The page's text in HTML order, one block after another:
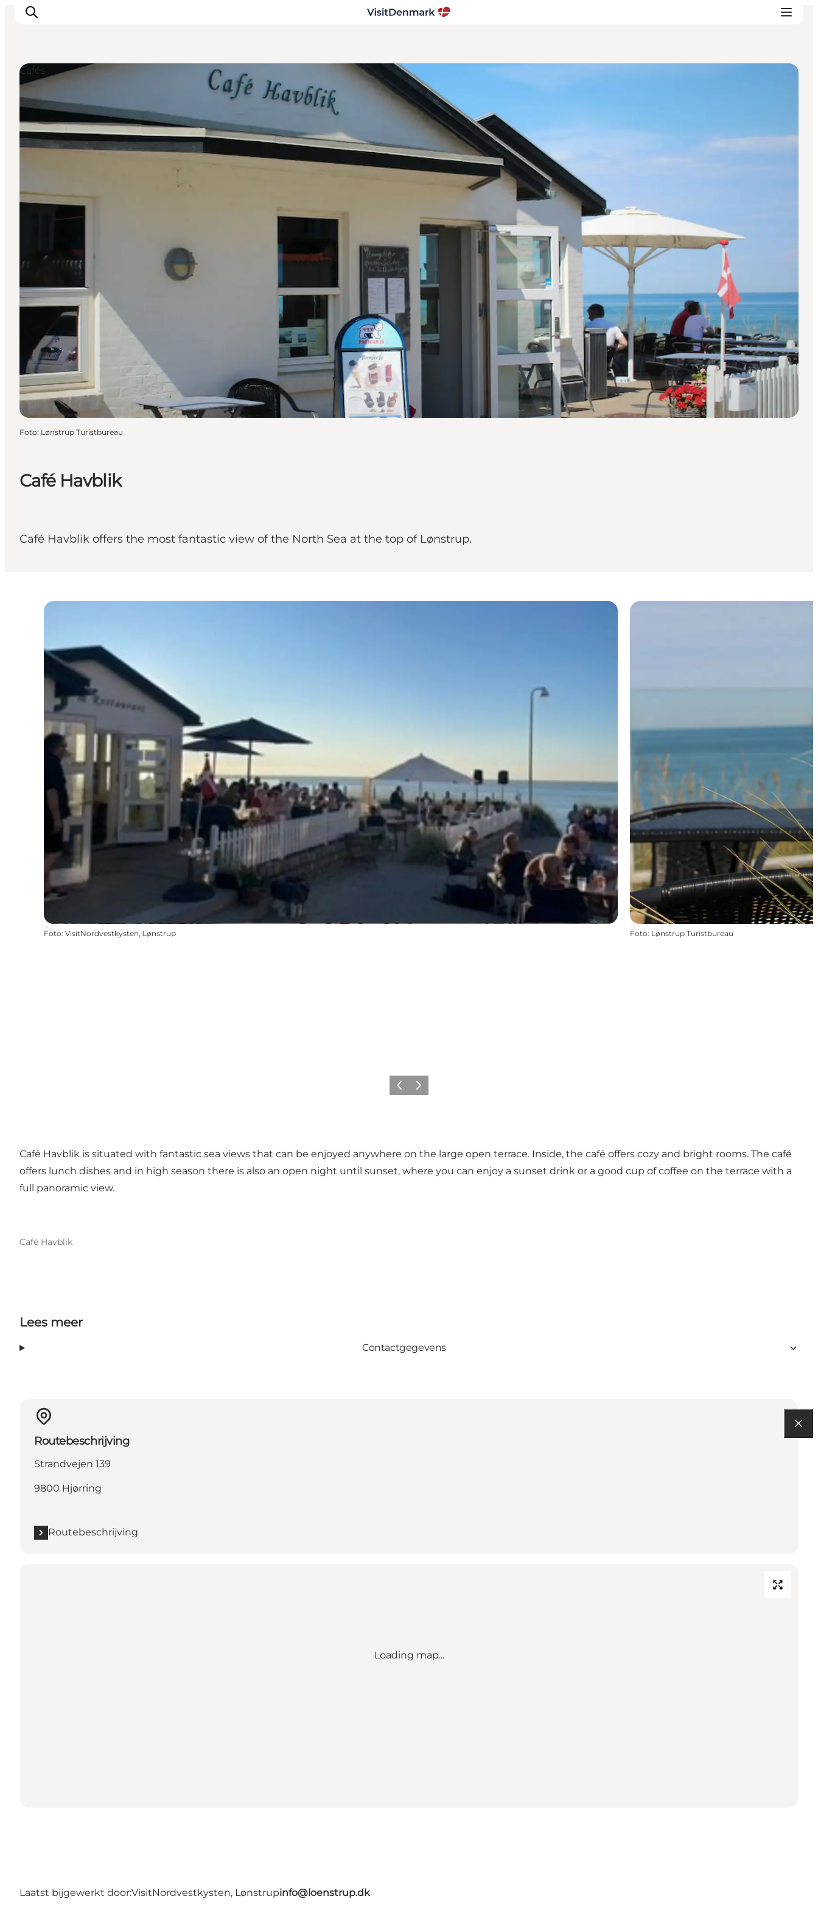
Inspiratie
Bestemmingen
Wat te doen
Accommodaties
Café Havblik
Café Havblik offers the most fantastic view of the North Sea at the top of Lønstrup.
Cafés
Foto: Lønstrup Turistbureau
Foto: VisitNordvestkysten, Lønstrup Foto: Lønstrup Turistbureau
Vorige Volgende
Café Havblik is situated with fantastic sea views that can be enjoyed anywhere on the large open terrace. Inside, the café offers cozy and bright rooms. The café
offers lunch dishes and in high season there is also an open night until sunset, where you can enjoy a sunset drink or a good cup of coffee on the terrace with a
full panoramic view.
Café Havblik
Lees meer
Contactgegevens
Routebeschrijving
Strandvejen 139
9800 Hjørring
Routebeschrijving
Loading map...
Laatst bijgewerkt door:VisitNordvestkysten, Lønstrupinfo@loenstrup.dk